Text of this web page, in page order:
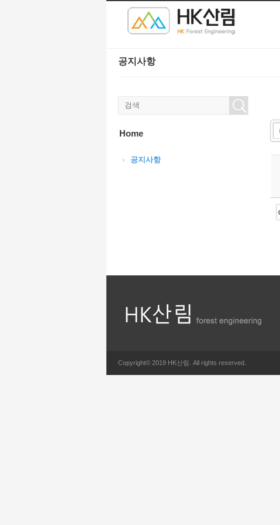
공지사항
Home
공지사항
Copyright© 2019 HK산림. All rights reserved.
Sketchbook5, 스케치북5
Sketchbook5, 스케치북5
Sketchbook5, 스케치북5
Sketchbook5, 스케치북5